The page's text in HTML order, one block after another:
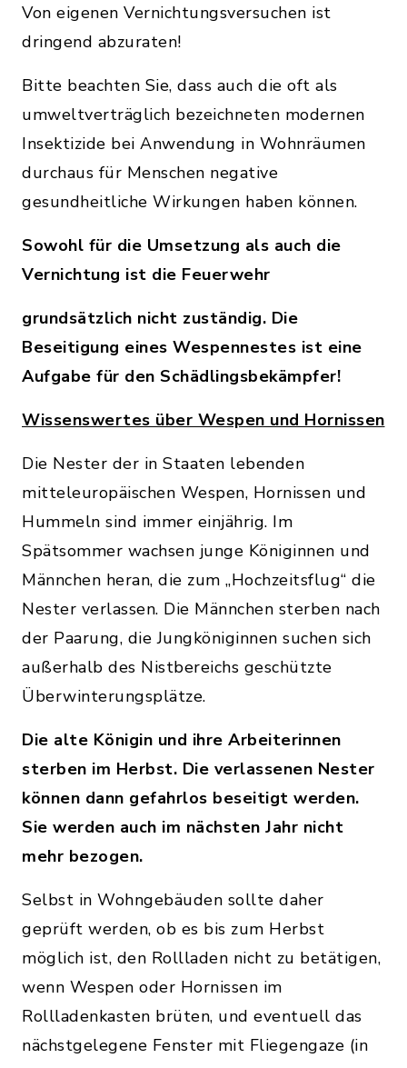
Von eigenen Vernichtungsversuchen ist
dringend abzuraten!
Bitte beachten Sie, dass auch die oft als
umweltverträglich bezeichneten modernen
Insektizide bei Anwendung in Wohnräumen
durchaus für Menschen negative
gesundheitliche Wirkungen haben können.
Sowohl für die Umsetzung als auch die
Vernichtung ist die Feuerwehr
grundsätzlich nicht zuständig. Die
Beseitigung eines Wespennestes ist eine
Aufgabe für den Schädlingsbekämpfer!
Wissenswertes über Wespen und Hornissen
Die Nester der in Staaten lebenden
mitteleuropäischen Wespen, Hornissen und
Hummeln sind immer einjährig. Im
Spätsommer wachsen junge Königinnen und
Männchen heran, die zum „Hochzeitsflug“ die
Nester verlassen. Die Männchen sterben nach
der Paarung, die Jungköniginnen suchen sich
außerhalb des Nistbereichs geschützte
Überwinterungsplätze.
Die alte Königin und ihre Arbeiterinnen
sterben im Herbst. Die verlassenen Nester
können dann gefahrlos beseitigt werden.
Sie werden auch im nächsten Jahr nicht
mehr bezogen.
Selbst in Wohngebäuden sollte daher
geprüft werden, ob es bis zum Herbst
möglich ist, den Rollladen nicht zu betätigen,
wenn Wespen oder Hornissen im
Rollladenkasten brüten, und eventuell das
nächstgelegene Fenster mit Fliegengaze (in